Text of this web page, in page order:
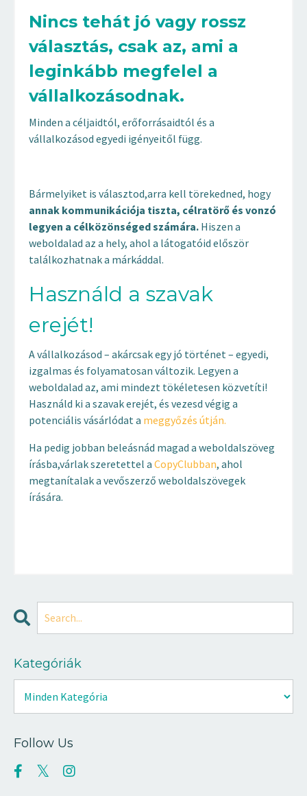
Nincs tehát jó vagy rossz
választás, csak az, ami a
leginkább megfelel a
vállalkozásodnak.
Minden a céljaidtól, erőforrásaidtól és a
vállalkozásod egyedi igényeitől függ.
Bármelyiket is választod,arra kell törekedned, hogy
annak kommunikációja tiszta, célratörő és vonzó
legyen a célközönséged számára. Hiszen a
weboldalad az a hely, ahol a látogatóid először
találkozhatnak a márkáddal.
Használd a szavak
erejét!
A vállalkozásod – akárcsak egy jó történet – egyedi,
izgalmas és folyamatosan változik. Legyen a
weboldalad az, ami mindezt tökéletesen közvetíti!
Használd ki a szavak erejét, és vezesd végig a
potenciális vásárlódat a meggyőzés útján.
Ha pedig jobban beleásnád magad a weboldalszöveg
írásba,várlak szeretettel a CopyClubban, ahol
megtanítalak a vevőszerző weboldalszövegek
írására.
Kategóriák
Follow Us